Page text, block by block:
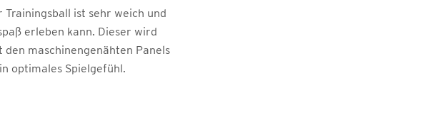
ist sehr weich und
erleben kann. Dieser wird
maschinengenähten Panels
optimales Spielgefühl.